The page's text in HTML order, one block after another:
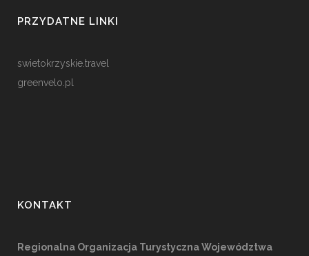
PRZYDATNE LINKI
swietokrzyskie.travel
greenvelo.pl
KONTAKT
Regionalna Organizacja Turystyczna Województwa